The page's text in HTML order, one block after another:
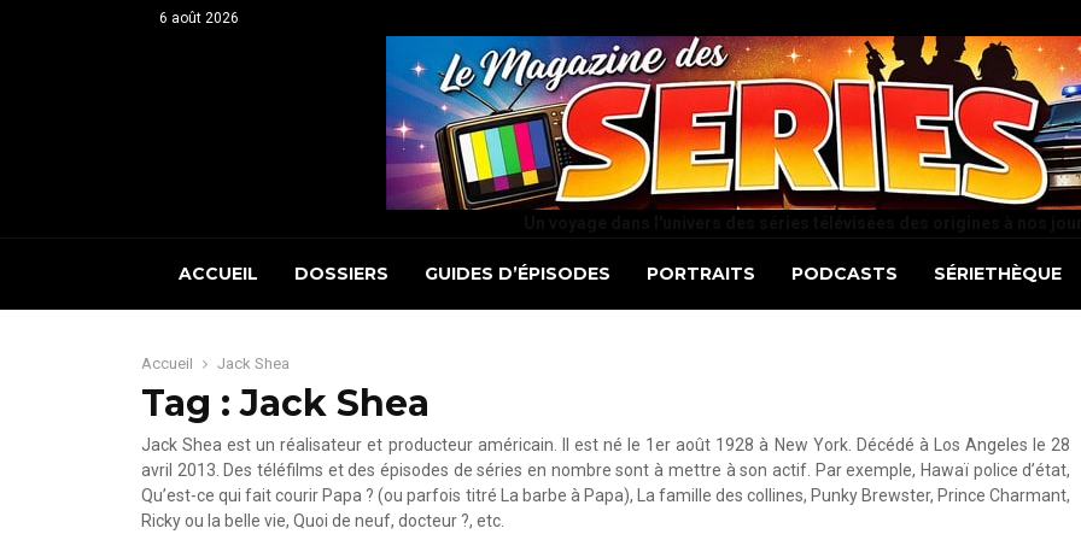
6 août 2026
ACCUEIL DOSSIERS GUIDES D’ÉPISODES PORTRAITS PODCASTS SÉRIETHÈQUE
Accueil Jack Shea
Tag : Jack Shea
Jack Shea est un réalisateur et producteur américain. Il est né le 1er août 1928 à New York. Décédé à Los Angeles le 28
avril 2013. Des téléfilms et des épisodes de séries en nombre sont à mettre à son actif. Par exemple, Hawaï police d’état,
Qu’est-ce qui fait courir Papa ? (ou parfois titré La barbe à Papa), La famille des collines, Punky Brewster, Prince Charmant,
Ricky ou la belle vie, Quoi de neuf, docteur ?, etc.